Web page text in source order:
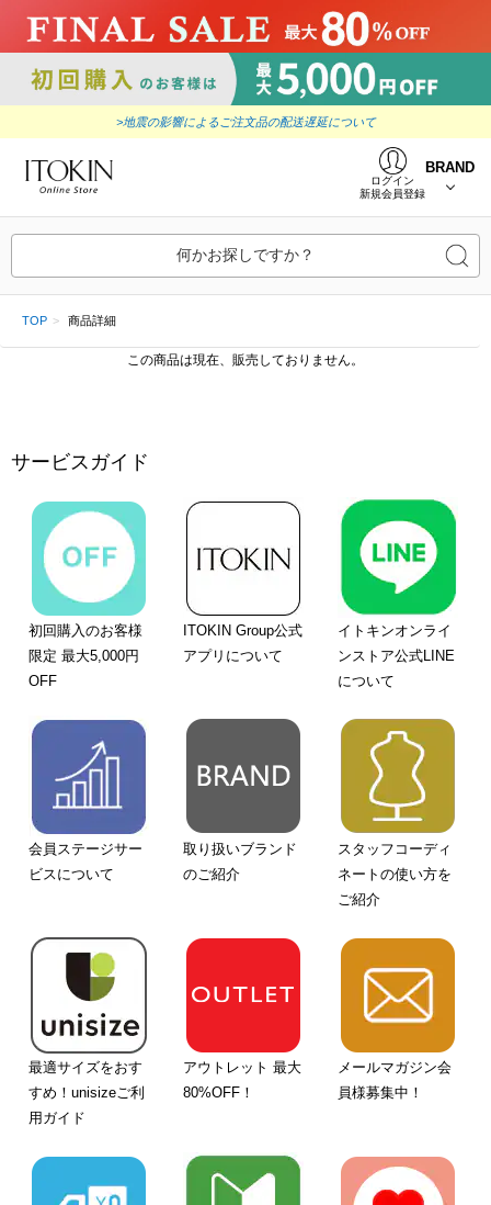
>地震の影響によるご注文品の配送遅延について
ログイン
新規会員登録
BRAND
何かお探しですか？
TOP 商品詳細
この商品は現在、販売しておりません。
サービスガイド
初回購入のお客様
限定 最大5,000円
OFF
ITOKIN Group公式
アプリについて
イトキンオンライ
ンストア公式LINE
について
会員ステージサー
ビスについて
取り扱いブランド
のご紹介
スタッフコーディ
ネートの使い方を
ご紹介
最適サイズをおす
すめ！unisizeご利
用ガイド
アウトレット 最大
80%OFF！
メールマガジン会
員様募集中！